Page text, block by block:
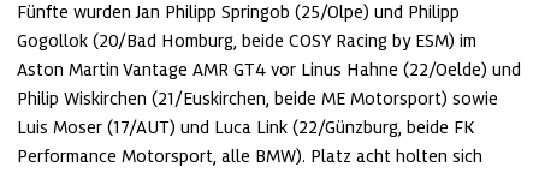
Fünfte wurden Jan Philipp Springob (25/Olpe) und Philipp
Gogollok (20/Bad Homburg, beide COSY Racing by ESM) im
Aston Martin Vantage AMR GT4 vor Linus Hahne (22/Oelde) und
Philip Wiskirchen (21/Euskirchen, beide ME Motorsport) sowie
Luis Moser (17/AUT) und Luca Link (22/Günzburg, beide FK
Performance Motorsport, alle BMW). Platz acht holten sich